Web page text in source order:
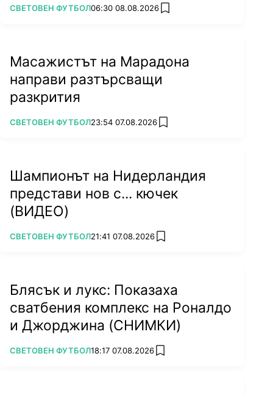
ПОВЕЧЕ ОТ
СВЕТОВЕН ФУТБОЛ06:30 08.08.2026 add favorites
Масажистът на Марадона
направи разтърсващи
разкрития
ПОВЕЧЕ ОТ
СВЕТОВЕН ФУТБОЛ23:54 07.08.2026 add favorites
Шампионът на Нидерландия
представи нов с... кючек
(ВИДЕО)
ПОВЕЧЕ ОТ
СВЕТОВЕН ФУТБОЛ21:41 07.08.2026 add favorites
Блясък и лукс: Показаха
сватбения комплекс на Роналдо
и Джорджина (СНИМКИ)
ПОВЕЧЕ ОТ
СВЕТОВЕН ФУТБОЛ18:17 07.08.2026 add favorites